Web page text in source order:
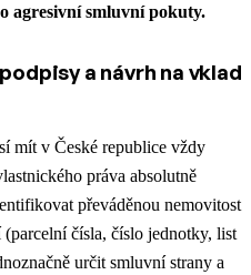
agresivní smluvní pokuty.
a návrh na vklad
mít v České republice vždy
práva absolutně
převáděnou nemovitost
čísla, číslo jednotky, list
určit smluvní strany a